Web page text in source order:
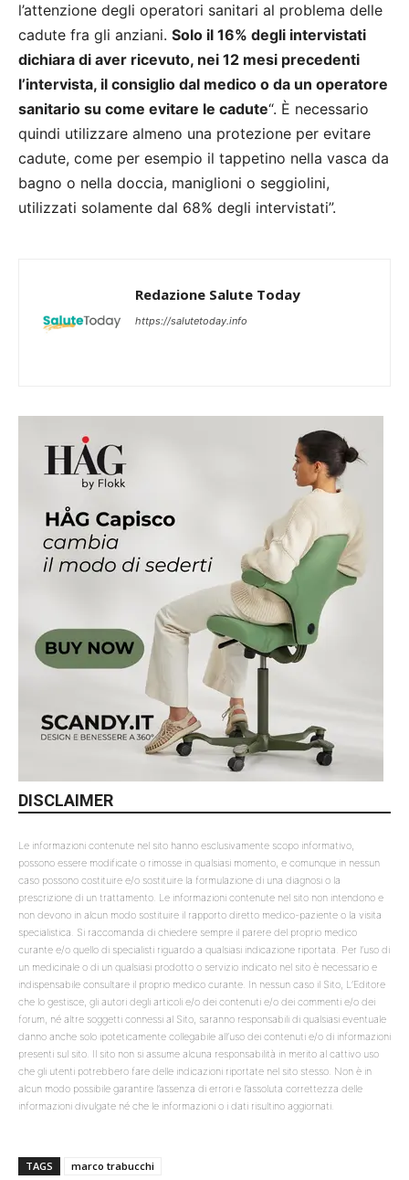
l’attenzione degli operatori sanitari al problema delle
cadute fra gli anziani. Solo il 16% degli intervistati
dichiara di aver ricevuto, nei 12 mesi precedenti
l’intervista, il consiglio dal medico o da un operatore
sanitario su come evitare le cadute“. È necessario
quindi utilizzare almeno una protezione per evitare
cadute, come per esempio il tappetino nella vasca da
bagno o nella doccia, maniglioni o seggiolini,
utilizzati solamente dal 68% degli intervistati”.
Redazione Salute Today
https://salutetoday.info
DISCLAIMER
Le informazioni contenute nel sito hanno esclusivamente scopo informativo,
possono essere modificate o rimosse in qualsiasi momento, e comunque in nessun
caso possono costituire e/o sostituire la formulazione di una diagnosi o la
prescrizione di un trattamento. Le informazioni contenute nel sito non intendono e
non devono in alcun modo sostituire il rapporto diretto medico-paziente o la visita
specialistica. Si raccomanda di chiedere sempre il parere del proprio medico
curante e/o quello di specialisti riguardo a qualsiasi indicazione riportata. Per l’uso di
un medicinale o di un qualsiasi prodotto o servizio indicato nel sito è necessario e
indispensabile consultare il proprio medico curante. In nessun caso il Sito, L’Editore
che lo gestisce, gli autori degli articoli e/o dei contenuti e/o dei commenti e/o dei
forum, né altre soggetti connessi al Sito, saranno responsabili di qualsiasi eventuale
danno anche solo ipoteticamente collegabile all’uso dei contenuti e/o di informazioni
presenti sul sito. Il sito non si assume alcuna responsabilità in merito al cattivo uso
che gli utenti potrebbero fare delle indicazioni riportate nel sito stesso. Non è in
alcun modo possibile garantire l’assenza di errori e l’assoluta correttezza delle
informazioni divulgate né che le informazioni o i dati risultino aggiornati.
TAGS marco trabucchi